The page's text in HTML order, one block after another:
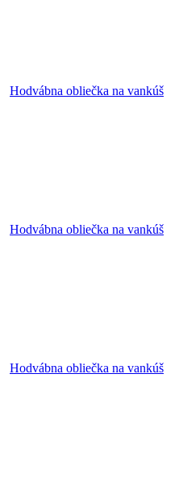
Hodvábna obliečka na vankúš
Hodvábna obliečka na vankúš
Hodvábna obliečka na vankúš